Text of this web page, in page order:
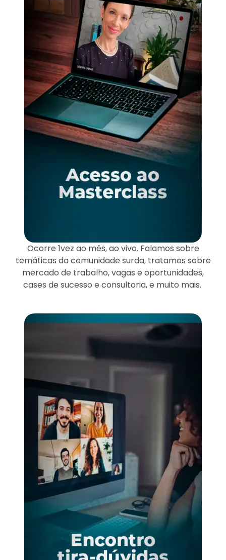
Ocorre 1vez ao mês, ao vivo. Falamos sobre
temáticas da comunidade surda, tratamos sobre
mercado de trabalho, vagas e oportunidades,
cases de sucesso e consultoria, e muito mais.